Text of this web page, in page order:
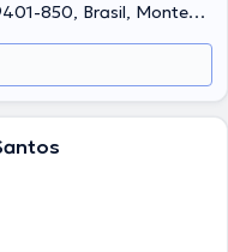
850, Brasil, Montes